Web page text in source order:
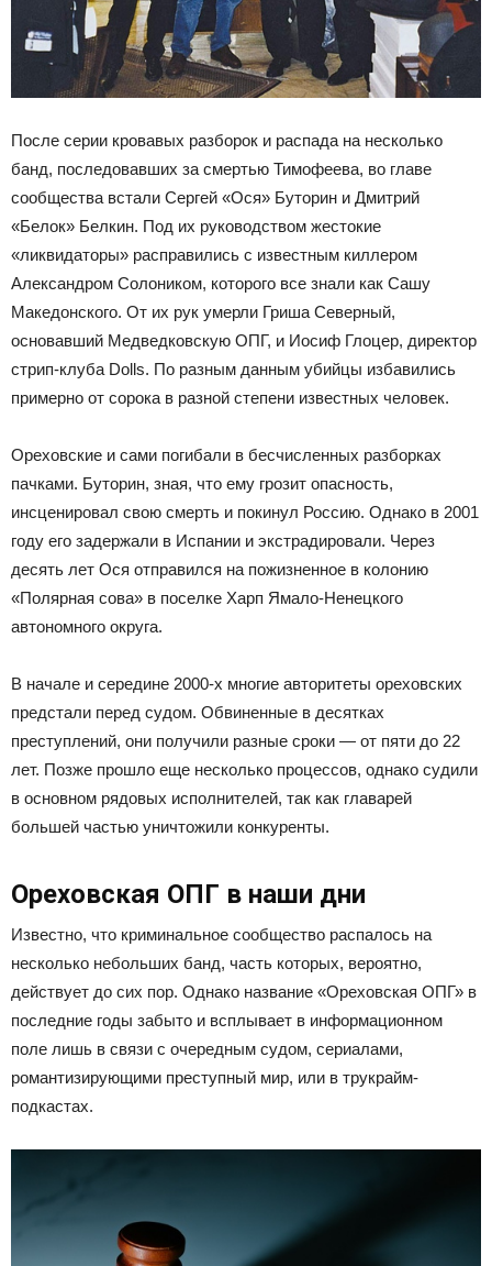
После серии кровавых разборок и распада на несколько
банд, последовавших за смертью Тимофеева, во главе
сообщества встали Сергей «Ося» Буторин и Дмитрий
«Белок» Белкин. Под их руководством жестокие
«ликвидаторы» расправились с известным киллером
Александром Солоником, которого все знали как Сашу
Македонского. От их рук умерли Гриша Северный,
основавший Медведковскую ОПГ, и Иосиф Глоцер, директор
стрип-клуба Dolls. По разным данным убийцы избавились
примерно от сорока в разной степени известных человек.
Ореховские и сами погибали в бесчисленных разборках
пачками. Буторин, зная, что ему грозит опасность,
инсценировал свою смерть и покинул Россию. Однако в 2001
году его задержали в Испании и экстрадировали. Через
десять лет Ося отправился на пожизненное в колонию
«Полярная сова» в поселке Харп Ямало-Ненецкого
автономного округа.
В начале и середине 2000-х многие авторитеты ореховских
предстали перед судом. Обвиненные в десятках
преступлений, они получили разные сроки — от пяти до 22
лет. Позже прошло еще несколько процессов, однако судили
в основном рядовых исполнителей, так как главарей
большей частью уничтожили конкуренты.
Ореховская ОПГ в наши дни
Известно, что криминальное сообщество распалось на
несколько небольших банд, часть которых, вероятно,
действует до сих пор. Однако название «Ореховская ОПГ» в
последние годы забыто и всплывает в информационном
поле лишь в связи с очередным судом, сериалами,
романтизирующими преступный мир, или в трукрайм-
подкастах.